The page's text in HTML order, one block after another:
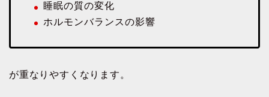
睡眠の質の変化
ホルモンバランスの影響
が重なりやすくなります。